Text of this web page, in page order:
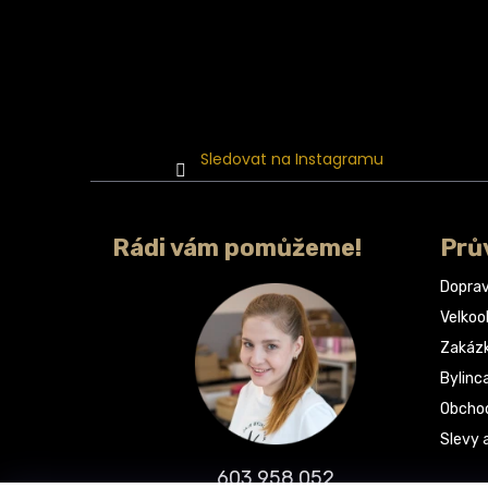
Sledovat na Instagramu
Rádi vám pomůžeme!
603 958 052
Slevy